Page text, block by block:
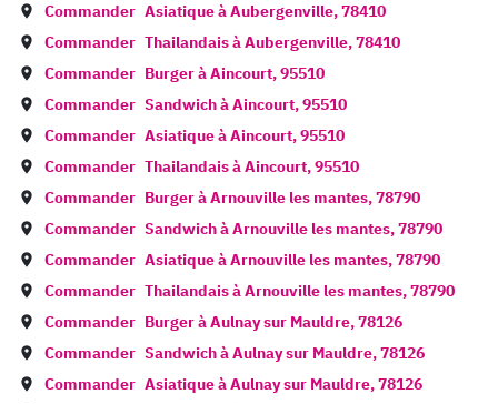
Commander Asiatique àAubergenville,78410
Commander Thailandais àAubergenville,78410
Commander Burger àAincourt,95510
Commander Sandwich àAincourt,95510
Commander Asiatique àAincourt,95510
Commander Thailandais àAincourt,95510
Commander Burger àArnouville les mantes,78790
Commander Sandwich àArnouville les mantes,78790
Commander Asiatique àArnouville les mantes,78790
Commander Thailandais àArnouville les mantes,78790
Commander Burger àAulnay sur Mauldre,78126
Commander Sandwich àAulnay sur Mauldre,78126
Commander Asiatique àAulnay sur Mauldre,78126